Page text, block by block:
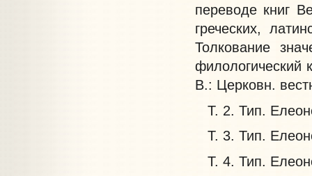
переводе книг
греческих,
Толкование
филологический
В.: Церковн.
Т. 2. Тип.
Т. 3. Тип.
Т. 4. Тип.